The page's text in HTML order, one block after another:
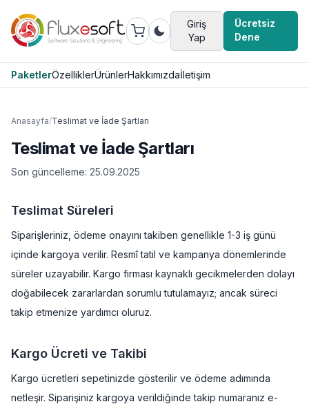
Giriş
Yap
Ücretsiz
Dene
PaketlerÖzelliklerÜrünlerHakkımızdaİletişim
Anasayfa/Teslimat ve İade Şartları
Teslimat ve İade Şartları
Son güncelleme: 25.09.2025
Teslimat Süreleri
Siparişleriniz, ödeme onayını takiben genellikle 1-3 iş günü
içinde kargoya verilir. Resmî tatil ve kampanya dönemlerinde
süreler uzayabilir. Kargo firması kaynaklı gecikmelerden dolayı
doğabilecek zararlardan sorumlu tutulamayız; ancak süreci
takip etmenize yardımcı oluruz.
Kargo Ücreti ve Takibi
Kargo ücretleri sepetinizde gösterilir ve ödeme adımında
netleşir. Siparişiniz kargoya verildiğinde takip numaranız e-